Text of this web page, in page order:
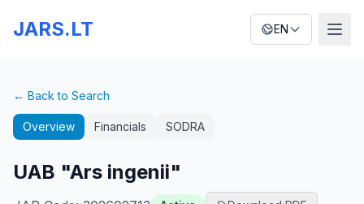
JARS.LT EN
← Back to Search
Overview Financials SODRA
UAB "Ars ingenii"